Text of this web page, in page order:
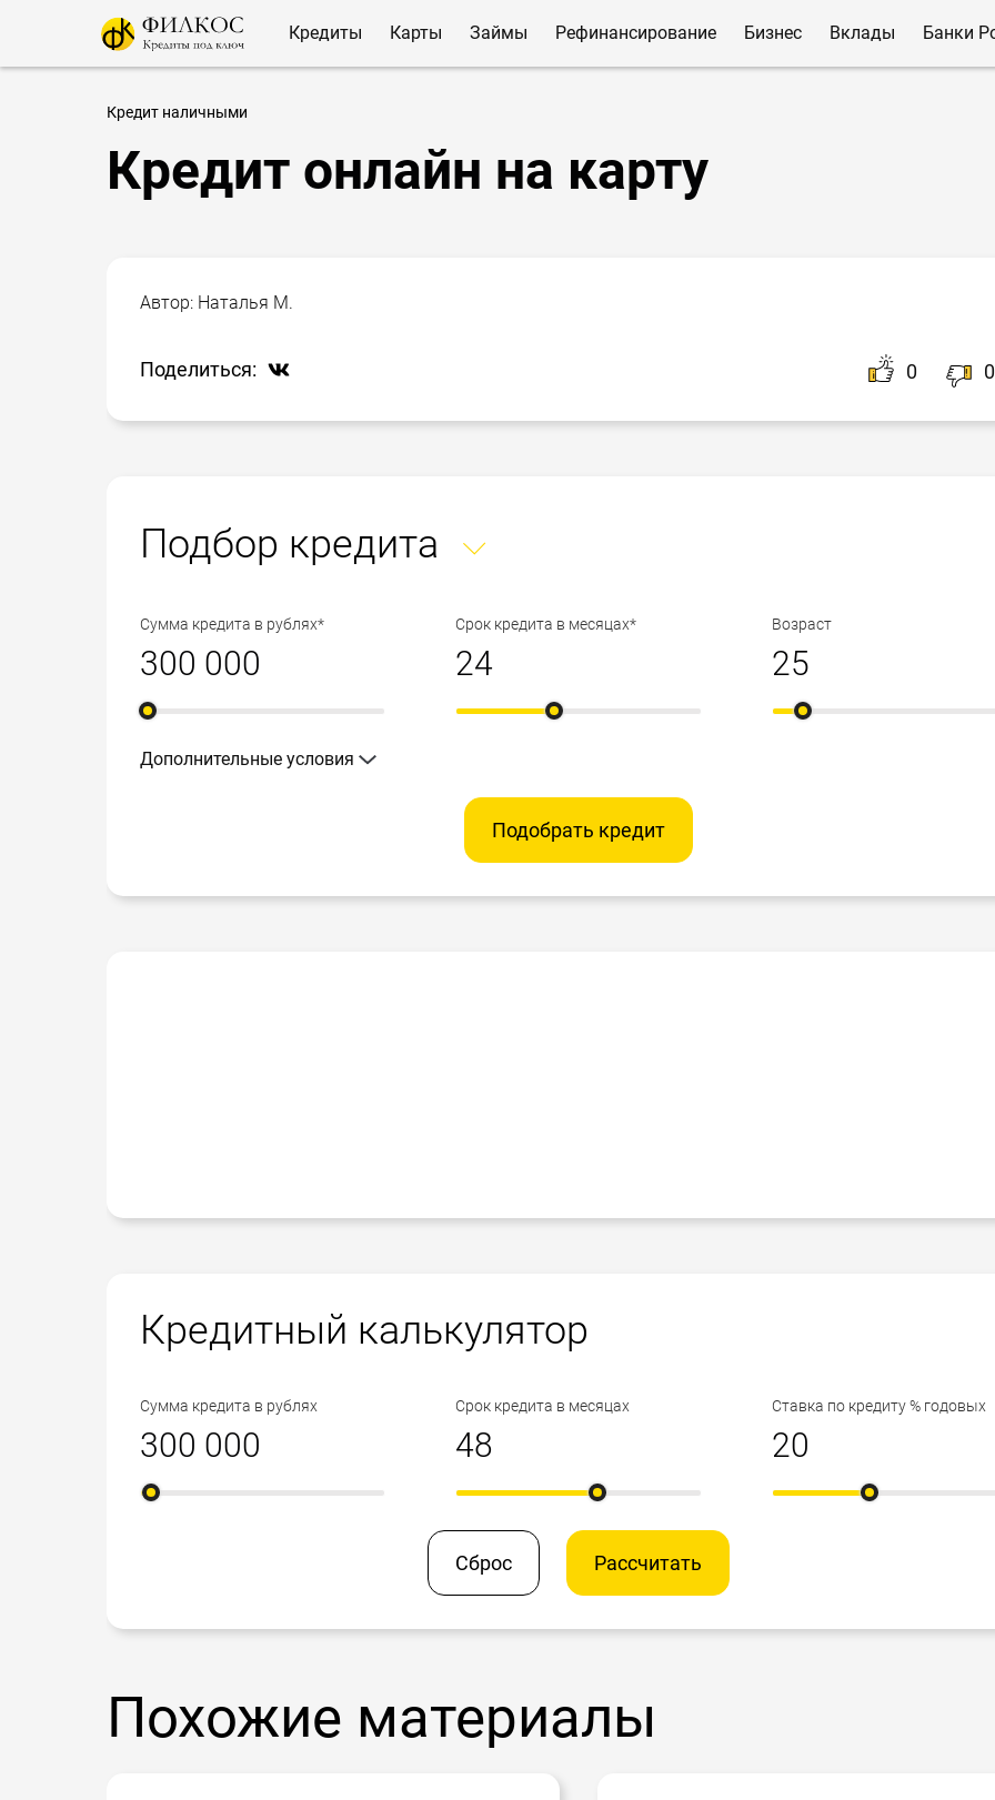
Кредиты Карты Займы Рефинансирование Бизнес Вклады Банки
Кредит наличными
Кредит онлайн на карту
Автор: Наталья М.
Поделиться: 0 0
Подбор кредита
Сумма кредита в рублях* Срок кредита в месяцах* Возраст
Дополнительные условия
Подобрать кредит
Кредитный калькулятор
Сумма кредита в рублях Срок кредита в месяцах Ставка по кредиту % годовых
Сброс Рассчитать
Похожие материалы